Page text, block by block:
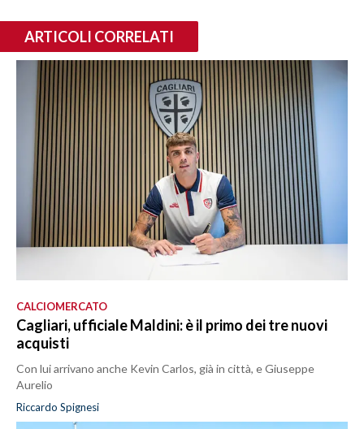
ARTICOLI CORRELATI
CALCIOMERCATO
Cagliari, ufficiale Maldini: è il primo dei tre nuovi
acquisti
Con lui arrivano anche Kevin Carlos, già in città, e Giuseppe
Aurelio
Riccardo Spignesi